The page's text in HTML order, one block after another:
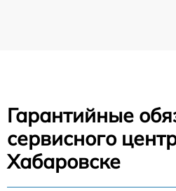
Гарантийные
сервисного
Хабаровске